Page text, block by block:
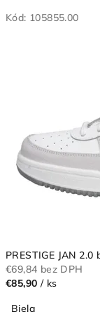
r
&
Kód: 105855.00
PRESTIGE JAN
€69,84 bez DPH
€85,90 / ks
Biela